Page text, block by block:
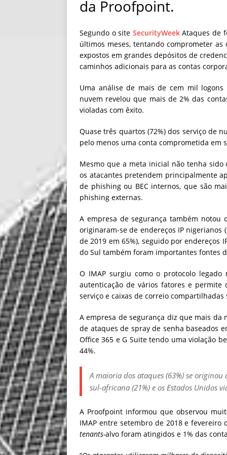
da Proofpoint.
Segundo o site SecurityWeekAtaques de
últimos meses, tentando comprometer
expostos em grandes depósitos de
caminhos adicionais para as contas
Uma análise de mais de cem mil
nuvem revelou que mais de 2% das
violadas com êxito.
Quase três quartos (72%) dos serviço de
pelo menos uma conta comprometida em
Mesmo que a meta inicial não tenha
os atacantes pretendem principalmente
de phishing ou BEC internos, que são
phishing externas.
A empresa de segurança também notou
originaram-se de endereços IP
de 2019 em 65%), seguido por endereços
do Sul também foram importantes fontes
O IMAP surgiu como o protocolo
autenticação de vários fatores e permite
serviço e caixas de correio
A empresa de segurança diz que mais da
de ataques de spray de senha baseados
Office 365 e G Suite tendo uma violação
44%.
A maioria dos ataques (63%) se
sul-africana (21%) e os Estados Unidos
A Proofpoint informou que observou
IMAP entre setembro de 2018 e fevereiro
tenants-alvo foram atingidos e 1% das